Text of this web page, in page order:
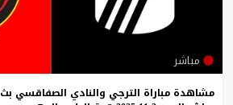
مباشر
مشاهدة مباراة الترجي والنادي الصفاقسي بث